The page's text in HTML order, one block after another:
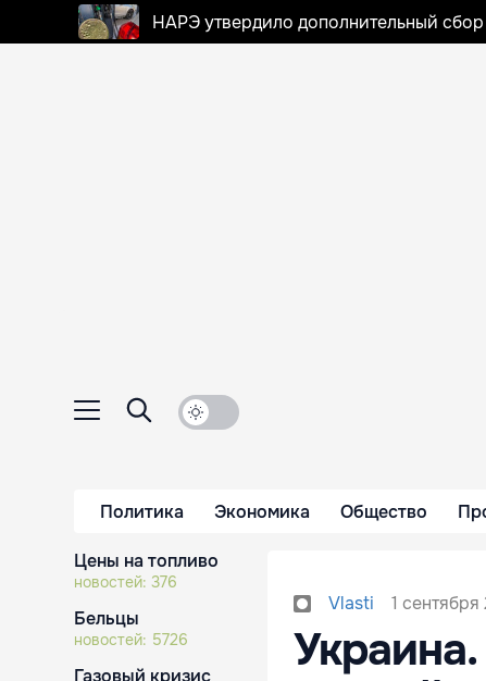
НАРЭ утвердило дополнительный
Политика Экономика Общество
Цены на топливо
новостей: 376
Бельцы
новостей: 5726
Газовый кризис
Vlasti 1